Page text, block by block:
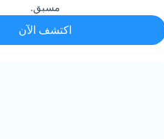
مسبق.
اكتشف الآن